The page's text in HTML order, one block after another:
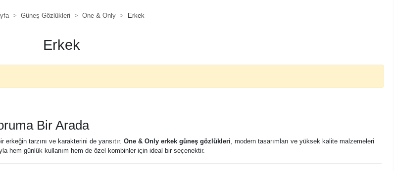
Güneş Gözlükleri One & Only Erkek
Erkek
Bir Arada
tarzını ve karakterini de yansıtır. One & Only erkek güneş gözlükleri, modern tasarımları ve yüksek kalite malzemeleri
hem günlük kullanım hem de özel kombinler için ideal bir seçenektir.